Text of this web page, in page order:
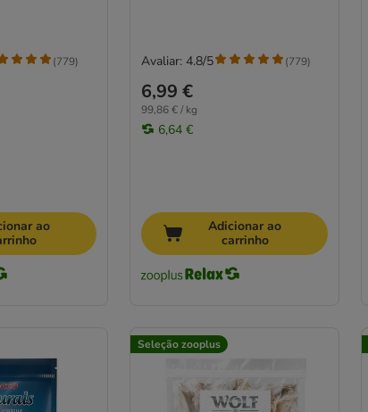
(779)
ao
6,99 €
99,86 € / kg
6,64 €
Avaliar: 4.8/5 (779)
Adicionar ao
carrinho
Seleção zooplus